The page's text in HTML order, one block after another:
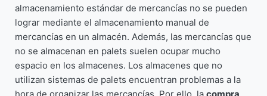
almacenamiento estándar de mercancías no se pueden
lograr mediante el almacenamiento manual de
mercancías en un almacén. Además, las mercancías que
no se almacenan en palets suelen ocupar mucho
espacio en los almacenes. Los almacenes que no
utilizan sistemas de palets encuentran problemas a la